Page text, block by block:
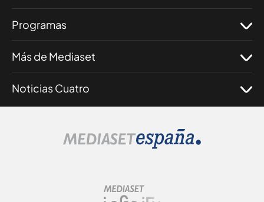
Programas
Más de Mediaset
Noticias Cuatro